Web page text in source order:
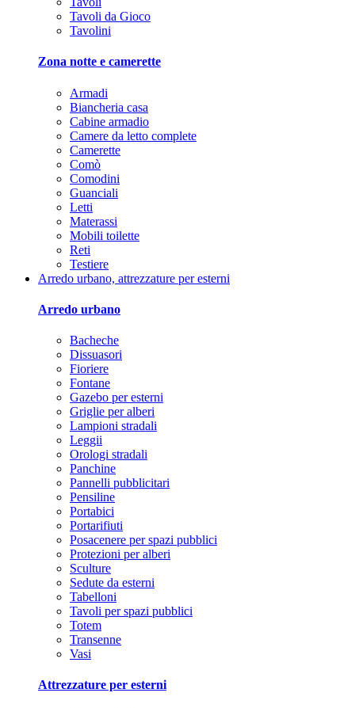
Tavoli da Gioco
Tavolini
Zona notte e camerette
Armadi
Biancheria casa
Cabine armadio
Camere da letto complete
Camerette
Comò
Comodini
Guanciali
Letti
Materassi
Mobili toilette
Reti
Testiere
Arredo urbano, attrezzature per esterni
Arredo urbano
Bacheche
Dissuasori
Fioriere
Fontane
Gazebo per esterni
Griglie per alberi
Lampioni stradali
Leggii
Orologi stradali
Panchine
Pannelli pubblicitari
Pensiline
Portabici
Portarifiuti
Posacenere per spazi pubblici
Protezioni per alberi
Sculture
Sedute da esterni
Tabelloni
Tavoli per spazi pubblici
Totem
Transenne
Vasi
Attrezzature per esterni